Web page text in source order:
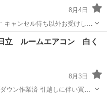
8月4日
ャンセル待ち以外お受けしま
越しに合わせ処分したくお譲
空調家電
日立 ルームエアコン 白く
8月3日
越しに伴い買い